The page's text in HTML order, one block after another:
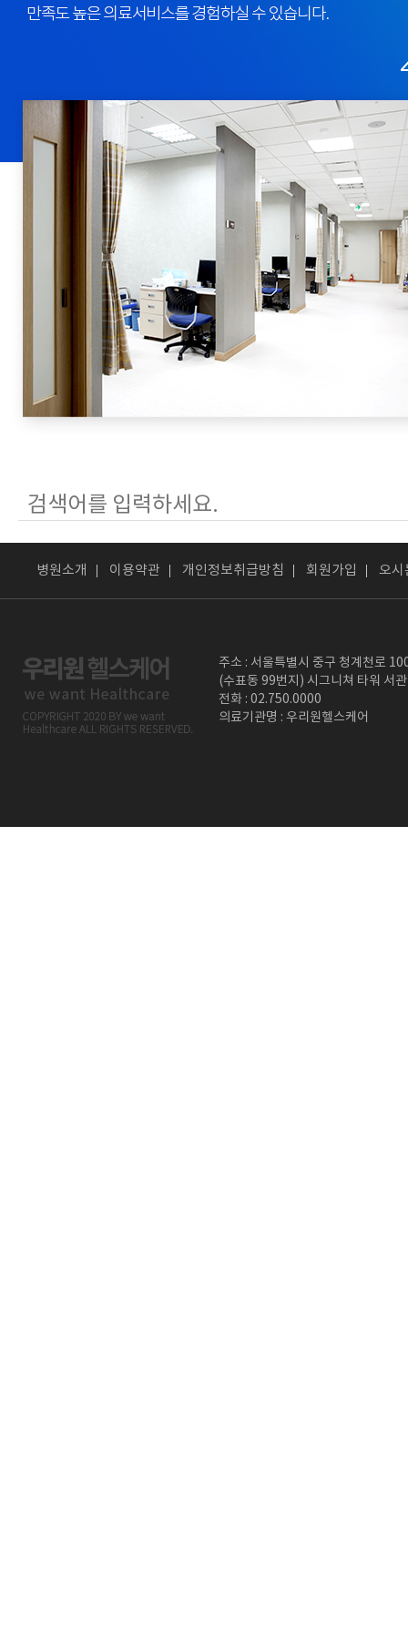
병원소개 이용약관 개인정보취급방침 회원가입 오시
주소 : 서울특별시 중구 청계천로
(수표동 99번지) 시그니쳐 타워 서
전화 : 02.750.0000
의료기관명 : 우리원헬스케어